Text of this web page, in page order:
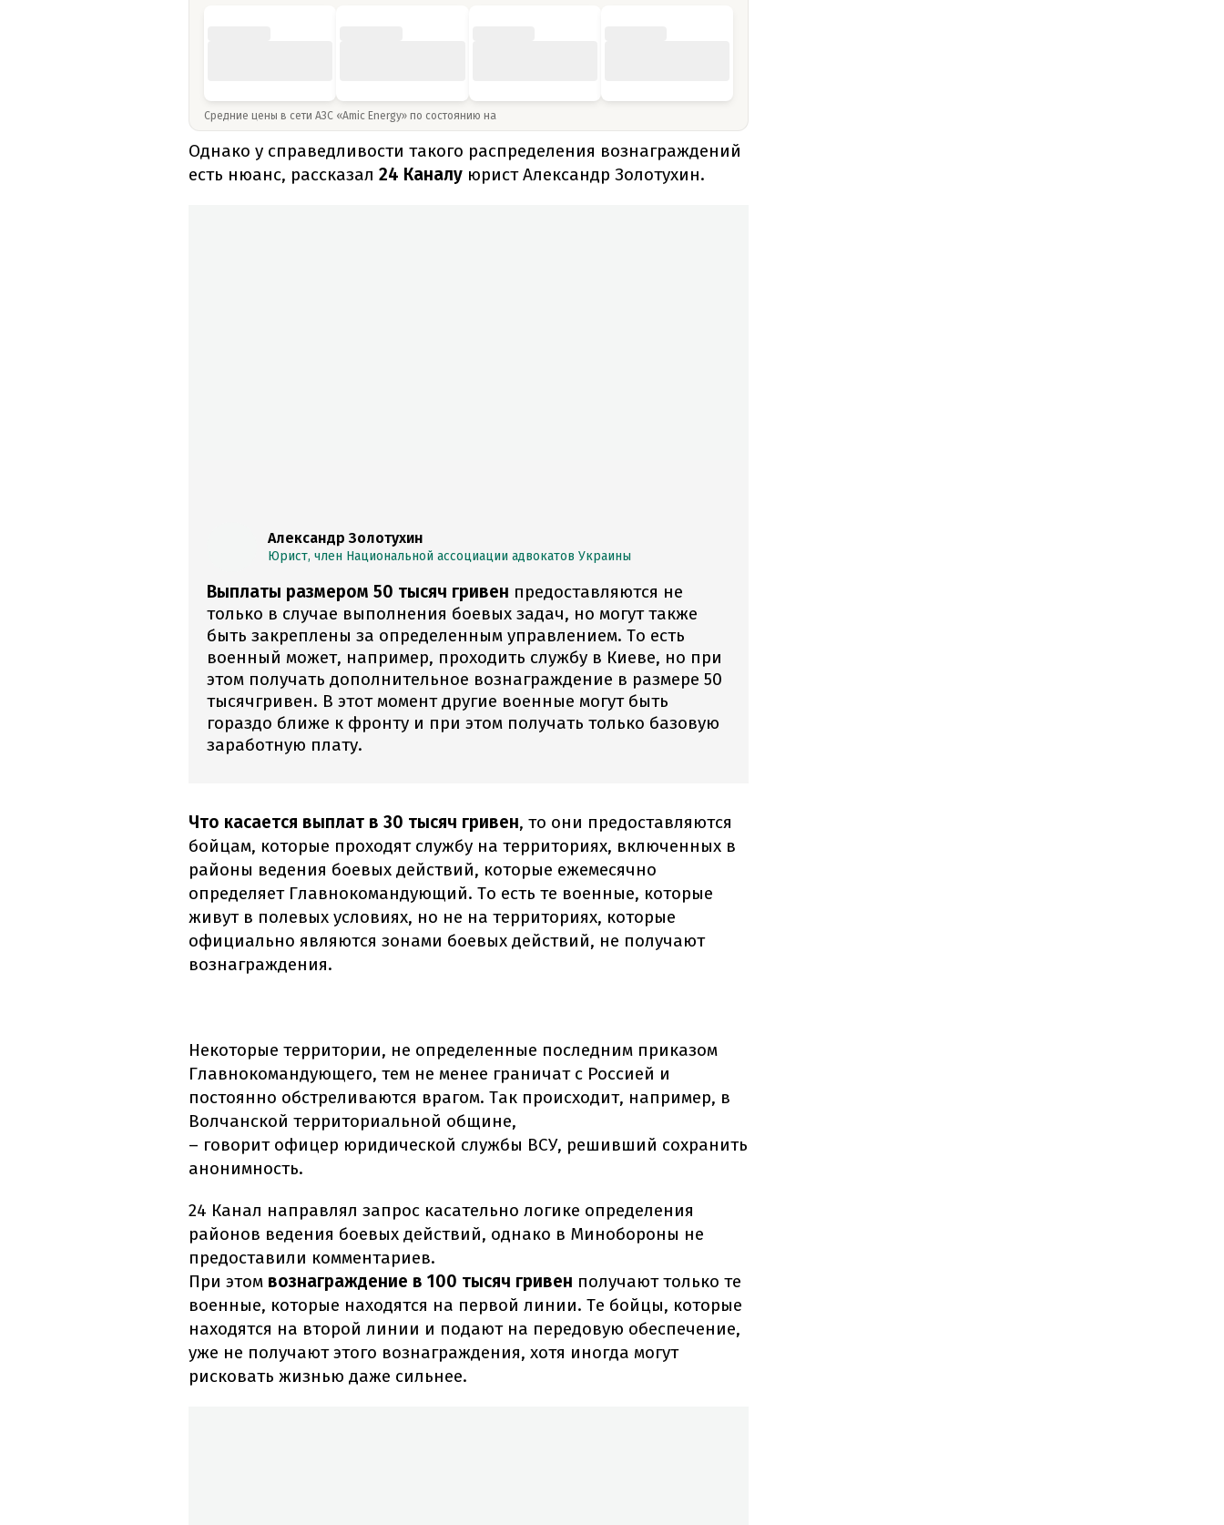
Средние цены в сети АЗС «Amic Energy» по состоянию на
Однако у справедливости такого распределения вознаграждений
есть нюанс, рассказал 24 Каналу юрист Александр Золотухин.
Александр Золотухин
Юрист, член Национальной ассоциации адвокатов Украины
Выплаты размером 50 тысяч гривен предоставляются не
только в случае выполнения боевых задач, но могут также
быть закреплены за определенным управлением. То есть
военный может, например, проходить службу в Киеве, но при
этом получать дополнительное вознаграждение в размере 50
тысячгривен. В этот момент другие военные могут быть
гораздо ближе к фронту и при этом получать только базовую
заработную плату.
Что касается выплат в 30 тысяч гривен, то они предоставляются
бойцам, которые проходят службу на территориях, включенных в
районы ведения боевых действий, которые ежемесячно
определяет Главнокомандующий. То есть те военные, которые
живут в полевых условиях, но не на территориях, которые
официально являются зонами боевых действий, не получают
вознаграждения.
Некоторые территории, не определенные последним приказом
Главнокомандующего, тем не менее граничат с Россией и
постоянно обстреливаются врагом. Так происходит, например, в
Волчанской территориальной общине,
– говорит офицер юридической службы ВСУ, решивший сохранить
анонимность.
24 Канал направлял запрос касательно логике определения
районов ведения боевых действий, однако в Минобороны не
предоставили комментариев.
При этом вознаграждение в 100 тысяч гривен получают только те
военные, которые находятся на первой линии. Те бойцы, которые
находятся на второй линии и подают на передовую обеспечение,
уже не получают этого вознаграждения, хотя иногда могут
рисковать жизнью даже сильнее.